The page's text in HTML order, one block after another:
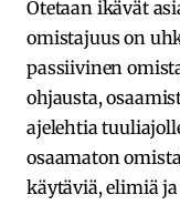
Otetaan ikävät
omistajuus on
passiivinen
ohjausta,
ajelehtia
osaamaton
käytäviä, elimiä